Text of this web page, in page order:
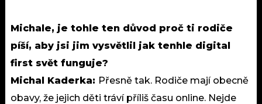
Michale, je tohle ten důvod proč ti rodiče
píší, aby jsi jim vysvětlil jak tenhle digital
first svět funguje?
Michal Kaderka: Přesně tak. Rodiče mají obecně
obavy, že jejich děti tráví příliš času online. Nejde